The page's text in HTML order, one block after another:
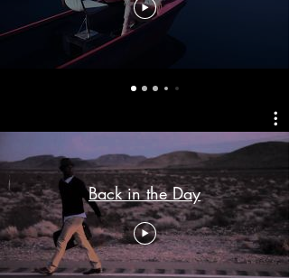
Back in the Day